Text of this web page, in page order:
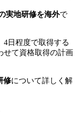
実地研修を海外で
4日程度で取得する
せて資格取得の計画
修について詳しく解